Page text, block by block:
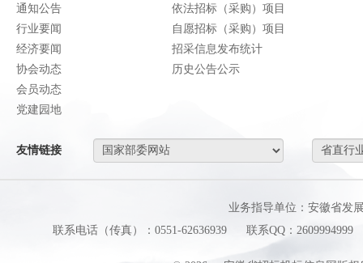
通知公告
行业要闻
经济要闻
协会动态
会员动态
党建园地
依法招标（采购）项目
自愿招标（采购）项目
招采信息发布统计
历史公告公示
友情链接
业务指导单位：安徽省发
联系电话（传真）：0551-62636939
联系QQ：2609994999